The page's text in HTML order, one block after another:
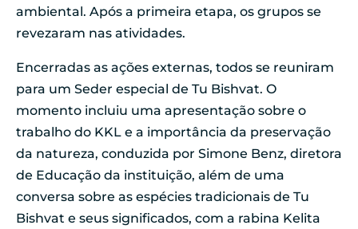
ambiental. Após a primeira etapa, os grupos se
revezaram nas atividades.
Encerradas as ações externas, todos se reuniram
para um Seder especial de Tu Bishvat. O
momento incluiu uma apresentação sobre o
trabalho do KKL e a importância da preservação
da natureza, conduzida por Simone Benz, diretora
de Educação da instituição, além de uma
conversa sobre as espécies tradicionais de Tu
Bishvat e seus significados, com a rabina Kelita